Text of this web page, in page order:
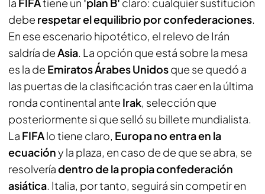
debe respetar el equilibrio por confederaciones.
En ese escenario hipotético, el relevo de Irán
saldría deAsia. La opción que está sobre la mesa
es la de Emiratos Árabes Unidosque se quedó a
las puertas de la clasificación tras caer en la última
ronda continental ante Irak, selección que
posteriormente si que selló su billete mundialista.
La FIFAlo tiene claro, Europa no entra en la
ecuacióny la plaza, en caso de de que se abra, se
resolveríadentro de la propia confederación
asiática. Italia, por tanto, seguirá sin competir en